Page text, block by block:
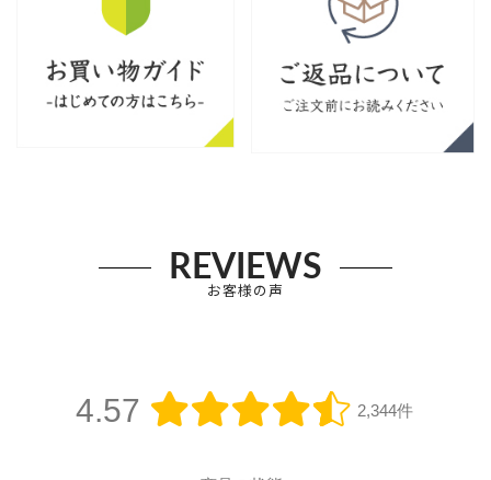
REVIEWS
お客様の声
4.57 2,344件